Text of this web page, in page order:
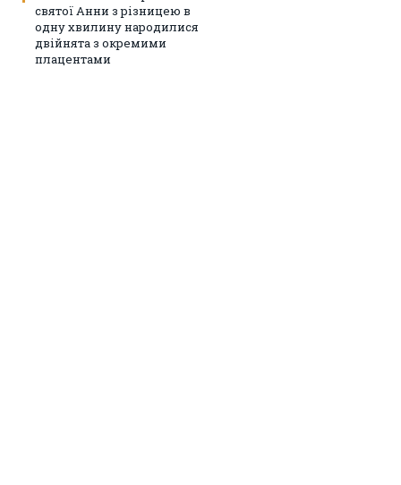
святої Анни з різницею в
одну хвилину народилися
двійнята з окремими
плацентами